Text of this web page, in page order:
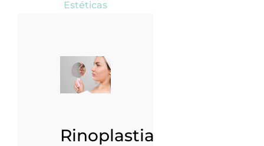
Estéticas
Rinoplastia